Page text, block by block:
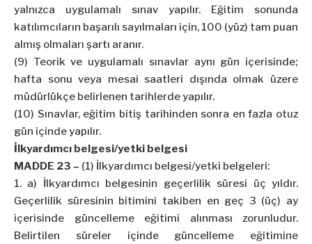
yalnızca uygulamalı sınav yapılır. Eğitim sonunda
katılımcıların başarılı sayılmaları için, 100 (yüz) tam puan
almış olmaları şartı aranır.
(9) Teorik ve uygulamalı sınavlar aynı gün içerisinde;
hafta sonu veya mesai saatleri dışında olmak üzere
müdürlükçe belirlenen tarihlerde yapılır.
(10) Sınavlar, eğitim bitiş tarihinden sonra en fazla otuz
gün içinde yapılır.
İlkyardımcı belgesi/yetki belgesi
MADDE 23 – (1) İlkyardımcı belgesi/yetki belgeleri:
a) İlkyardımcı belgesinin geçerlilik süresi üç yıldır.
Geçerlilik süresinin bitimini takiben en geç 3 (üç) ay
içerisinde güncelleme eğitimi alınması zorunludur.
Belirtilen süreler içinde güncelleme eğitimine